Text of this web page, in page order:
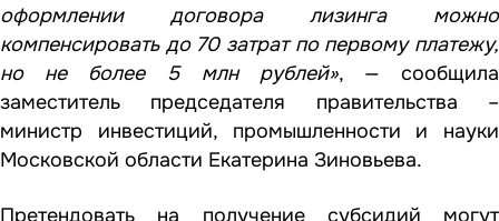
оформлении договора лизинга можно
компенсировать до 70 затрат по первому платежу,
но не более 5 млн рублей», — сообщила
заместитель председателя правительства –
министр инвестиций, промышленности и науки
Московской области Екатерина Зиновьева.
Претендовать на получение субсидий могут